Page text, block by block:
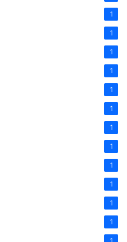
1
1
1
1
1
1
1
1
1
1
1
1